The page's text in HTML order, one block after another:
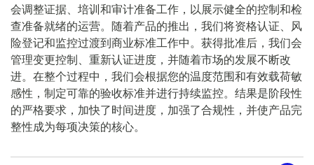
会调整证据、培训和审计准备工作，以展示健全的控制和检
查准备就绪的运营。随着产品的推出，我们将资格认证、风
险登记和监控过渡到商业标准工作中。获得批准后，我们会
管理变更控制、重新认证进度，并随着市场的发展不断改
进。在整个过程中，我们会根据您的温度范围和有效载荷敏
感性，制定可靠的验收标准并进行持续监控。结果是阶段性
的严格要求，加快了时间进度，加强了合规性，并使产品完
整性成为每项决策的核心。